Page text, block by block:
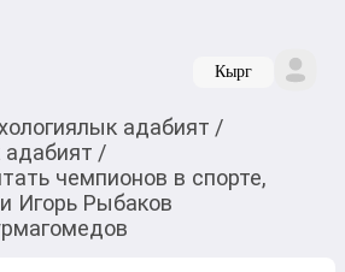
Кырг
адабият /
адабият /
чемпионов в спорте,
Игорь Рыбаков